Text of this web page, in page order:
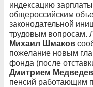
индексацию
общероссийским
законодательной
трудовым вопросам.
Михаил Шмаков
пожелание новым
фонда (после
Дмитрием
пенсий работающим